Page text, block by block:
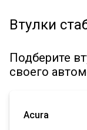
Втулки
Подберите
своего
Acura